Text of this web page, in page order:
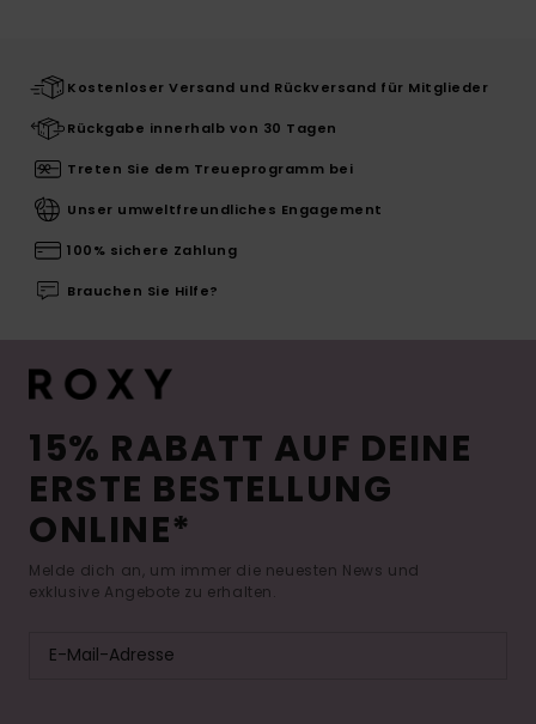
Kostenloser Versand und Rückversand für Mitglieder
Rückgabe innerhalb von 30 Tagen
Treten Sie dem Treueprogramm bei
Unser umweltfreundliches Engagement
100% sichere Zahlung
Brauchen Sie Hilfe?
15% RABATT AUF DEINE
ERSTE BESTELLUNG
ONLINE*
Melde dich an, um immer die neuesten News und
exklusive Angebote zu erhalten.